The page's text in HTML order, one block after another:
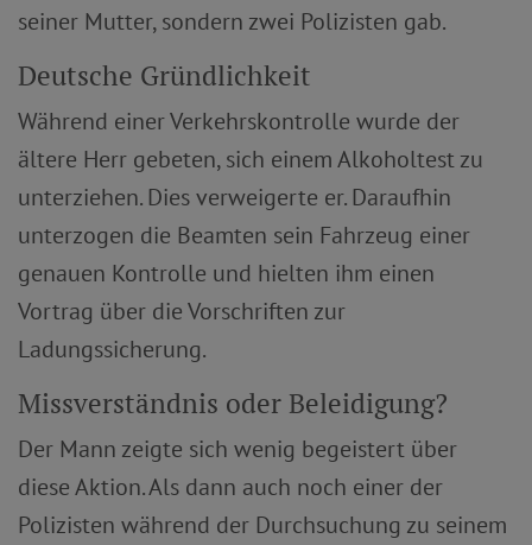
seiner Mutter, sondern zwei Polizisten gab.
Deutsche Gründlichkeit
Während einer Verkehrskontrolle wurde der
ältere Herr gebeten, sich einem Alkoholtest zu
unterziehen. Dies verweigerte er. Daraufhin
unterzogen die Beamten sein Fahrzeug einer
genauen Kontrolle und hielten ihm einen
Vortrag über die Vorschriften zur
Ladungssicherung.
Missverständnis oder Beleidigung?
Der Mann zeigte sich wenig begeistert über
diese Aktion. Als dann auch noch einer der
Polizisten während der Durchsuchung zu seinem